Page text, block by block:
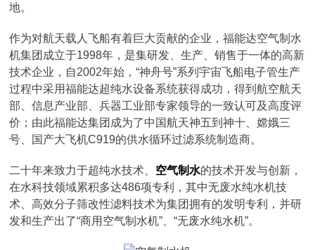
地。
作为对航天载人飞船有着巨大贡献的企业，福能达空气制水
机集团成立于1998年，是集研发、生产、销售于一体的高新
技术企业，自2002年始，“神舟号”系列宇宙飞船电子管生产
过程中采用福能达超纯水设备系统获得成功，得到航空航天
部、信息产业部、兵器工业部专家领导的一致认可及高度评
价；由此福能达集团成为了中国航天神五到神十、嫦娥三
号、国产大飞机C919的供水循环过滤系统制造商。
二十年来致力于超纯水技术、 空气制水的技术开发与创新，
在水科技领域累积多达486项专利，其中无废水纯水机技
术、高效分子筛改性滤料技术为集团拥有的发明专利，并研
发和生产出了“商用空气制水机”、“无废水纯水机”。